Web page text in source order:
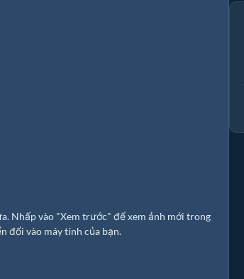
Nhấp vào "Xem trước" để xem ảnh mới trong
đổi vào máy tính của bạn.